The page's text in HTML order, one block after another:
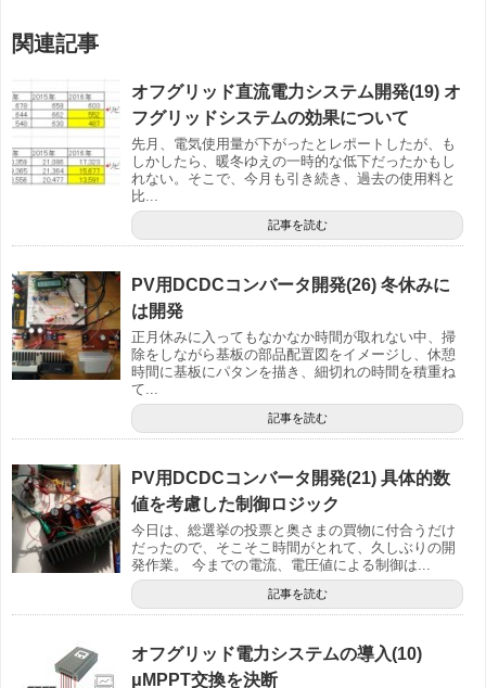
関連記事
オフグリッド直流電力システム開発(19) オ
フグリッドシステムの効果について
先月、電気使用量が下がったとレポートしたが、も
しかしたら、暖冬ゆえの一時的な低下だったかもし
れない。そこで、今月も引き続き、過去の使用料と
比...
記事を読む
PV用DCDCコンバータ開発(26) 冬休みに
は開発
正月休みに入ってもなかなか時間が取れない中、掃
除をしながら基板の部品配置図をイメージし、休憩
時間に基板にパタンを描き、細切れの時間を積重ね
て...
記事を読む
PV用DCDCコンバータ開発(21) 具体的数
値を考慮した制御ロジック
今日は、総選挙の投票と奥さまの買物に付合うだけ
だったので、そこそこ時間がとれて、久しぶりの開
発作業。 今までの電流、電圧値による制御は...
記事を読む
オフグリッド電力システムの導入(10)
μMPPT交換を決断